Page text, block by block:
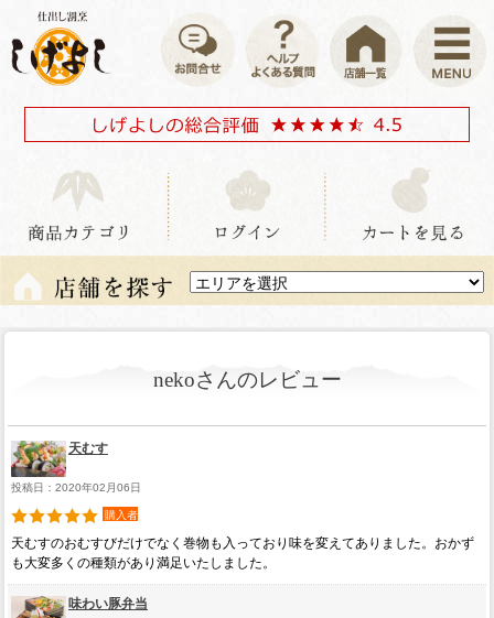
nekoさんのレビュー
天むす
投稿日：2020年02月06日
購入者
天むすのおむすびだけでなく巻物も入っており味を変えてありました。おかず
も大変多くの種類があり満足いたしました。
味わい豚弁当